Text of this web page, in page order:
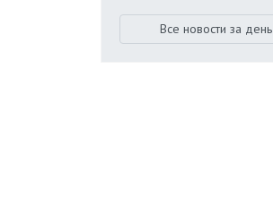
Все новости за день